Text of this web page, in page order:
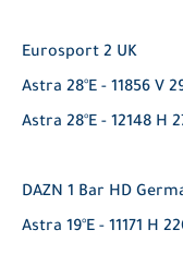
Eurosport 2 UK
Astra 28°E - 11856 V
Astra 28°E - 12148 H
DAZN 1 Bar HD
Astra 19°E - 11171 H